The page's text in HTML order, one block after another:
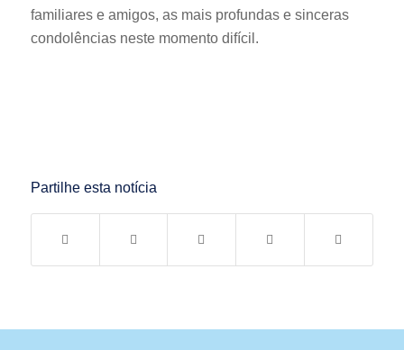
familiares e amigos, as mais profundas e sinceras
condolências neste momento difícil.
Partilhe esta notícia